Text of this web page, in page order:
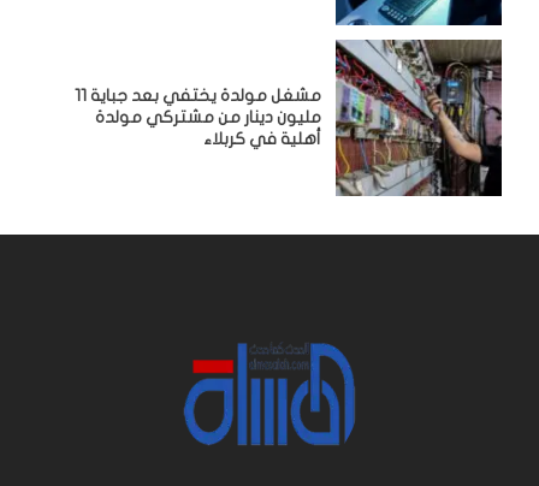
مشغل مولدة يختفي بعد جباية 11
مليون دينار من مشتركي مولدة
أهلية في كربلاء